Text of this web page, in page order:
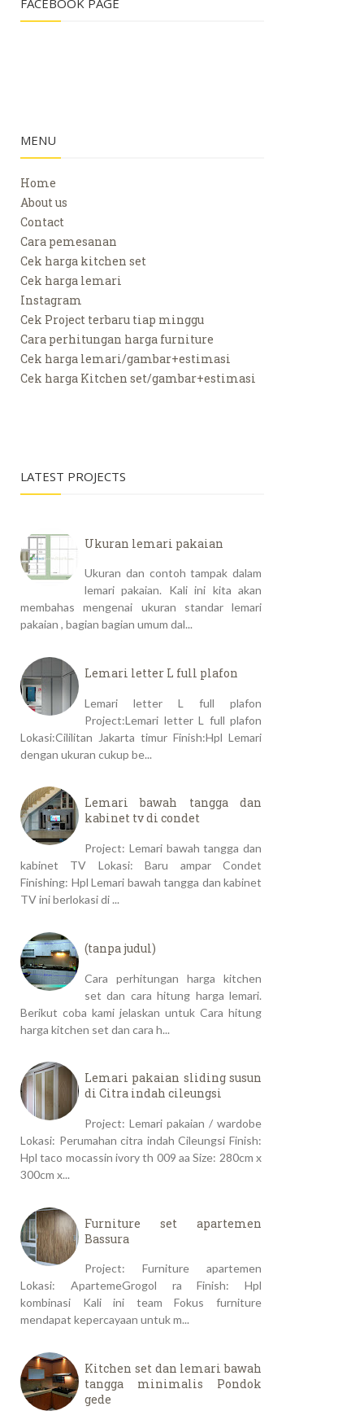
MENU
Home
About us
Contact
Cara pemesanan
Cek harga kitchen set
Cek harga lemari
Instagram
Cek Project terbaru tiap minggu
Cara perhitungan harga furniture
Cek harga lemari/gambar+estimasi
Cek harga Kitchen set/gambar+estimasi
LATEST PROJECTS
Ukuran lemari pakaian
Ukuran dan contoh tampak dalam
lemari pakaian. Kali ini kita akan
membahas mengenai ukuran standar lemari
pakaian , bagian bagian umum dal...
Lemari letter L full plafon
Lemari letter L full plafon
Project:Lemari letter L full plafon
Lokasi:Cililitan Jakarta timur Finish:Hpl Lemari
dengan ukuran cukup be...
Lemari bawah tangga dan
kabinet tv di condet
Project: Lemari bawah tangga dan
kabinet TV Lokasi: Baru ampar Condet
Finishing: Hpl Lemari bawah tangga dan kabinet
TV ini berlokasi di ...
(tanpa judul)
Cara perhitungan harga kitchen
set dan cara hitung harga lemari.
Berikut coba kami jelaskan untuk Cara hitung
harga kitchen set dan cara h...
Lemari pakaian sliding susun
di Citra indah cileungsi
Project: Lemari pakaian / wardobe
Lokasi: Perumahan citra indah Cileungsi Finish:
Hpl taco mocassin ivory th 009 aa Size: 280cm x
300cm x...
Furniture set apartemen
Bassura
Project: Furniture apartemen
Lokasi: ApartemeGrogol ra Finish: Hpl
kombinasi Kali ini team Fokus furniture
mendapat kepercayaan untuk m...
Kitchen set dan lemari bawah
tangga minimalis Pondok
gede